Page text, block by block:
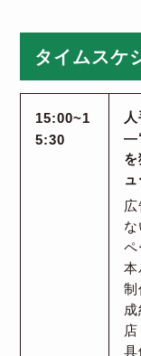
タイムスケ
15:00~1
5:30
ペ
本
店
具